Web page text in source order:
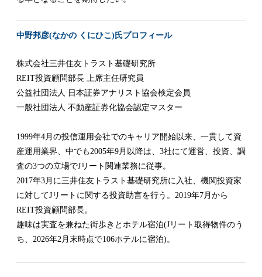
中野邦彦(なかの くにひこ)氏プロフィール
株式会社三井住友トラスト基礎研究所
REIT投資顧問部長 上席主任研究員
公益社団法人 日本証券アナリスト協会検定会員
一般社団法人 不動産証券化協会認定マスター
1999年4月の投信運用会社でのキャリア開始以来、一貫して資
産運用業界、中でも2005年9月以降は、3社にて運営、投資、調
査の3つの立場でJリート関連業務に従事。
2017年3月に三井住友トラスト基礎研究所に入社、機関投資家
に対してJリートに関する投資助言を行う。2019年7月から
REIT投資顧問部長。
趣味は実査を兼ねた街歩きとホテル宿泊(Jリート取得物件のう
ち、2026年2月末時点で106ホテルに宿泊)。